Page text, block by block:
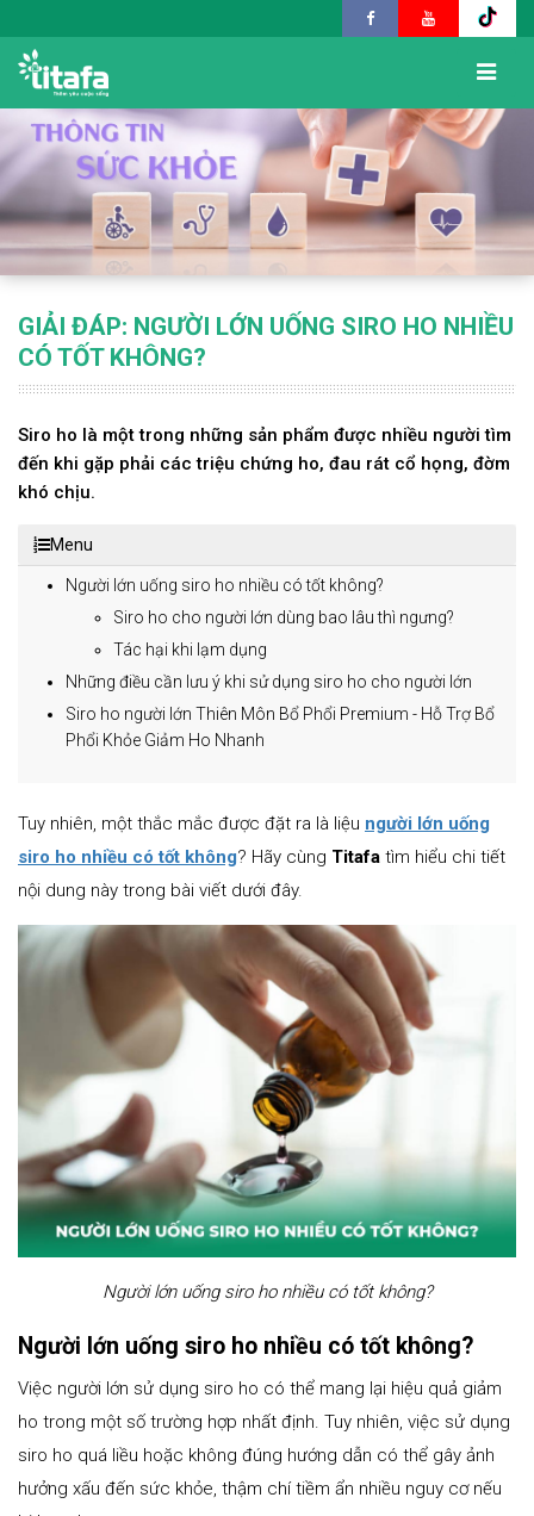
GIẢI ĐÁP: NGƯỜI LỚN UỐNG SIRO HO NHIỀU
CÓ TỐT KHÔNG?
Siro ho là một trong những sản phẩm được nhiều người tìm
đến khi gặp phải các triệu chứng ho, đau rát cổ họng, đờm
khó chịu.
Menu
Người lớn uống siro ho nhiều có tốt không?
Siro ho cho người lớn dùng bao lâu thì ngưng?
Tác hại khi lạm dụng
Những điều cần lưu ý khi sử dụng siro ho cho người lớn
Siro ho người lớn Thiên Môn Bổ Phổi Premium - Hỗ Trợ Bổ
Phổi Khỏe Giảm Ho Nhanh
Tuy nhiên, một thắc mắc được đặt ra là liệu người lớn uống
siro ho nhiều có tốt không? Hãy cùng Titafa tìm hiểu chi tiết
nội dung này trong bài viết dưới đây.
Người lớn uống siro ho nhiều có tốt không?
Người lớn uống siro ho nhiều có tốt không?
Việc người lớn sử dụng siro ho có thể mang lại hiệu quả giảm
ho trong một số trường hợp nhất định. Tuy nhiên, việc sử dụng
siro ho quá liều hoặc không đúng hướng dẫn có thể gây ảnh
hưởng xấu đến sức khỏe, thậm chí tiềm ẩn nhiều nguy cơ nếu